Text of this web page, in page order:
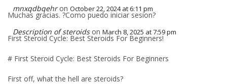
mnxqdbqehr on October 22, 2024 at 6:11 pm
Muchas gracias. ?Como puedo iniciar sesion?
Description of steroids on March 8, 2025 at 7:59 pm
First Steroid Cycle: Best Steroids For Beginners!
# First Steroid Cycle: Best Steroids For Beginners
First off, what the hell are steroids?